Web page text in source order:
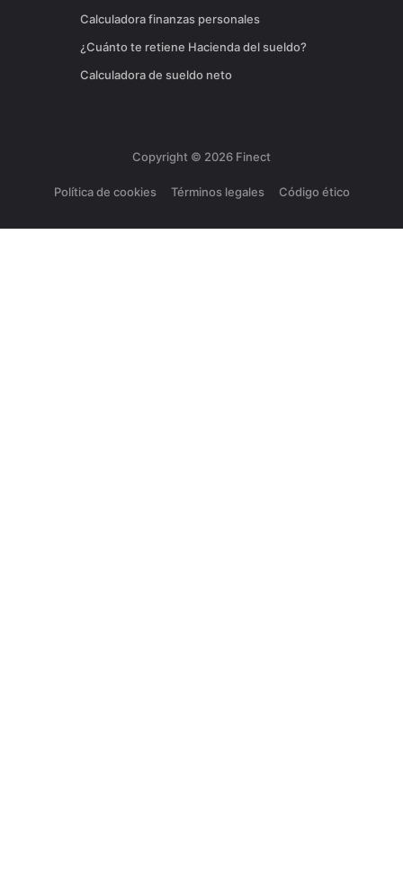
Calculadora finanzas personales
¿Cuánto te retiene Hacienda del sueldo?
Calculadora de sueldo neto
Copyright © 2026 Finect
Política de cookies Términos legales Código ético